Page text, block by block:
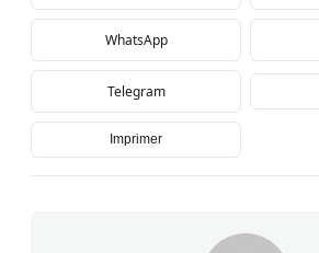
WhatsApp
Telegram
Imprimer